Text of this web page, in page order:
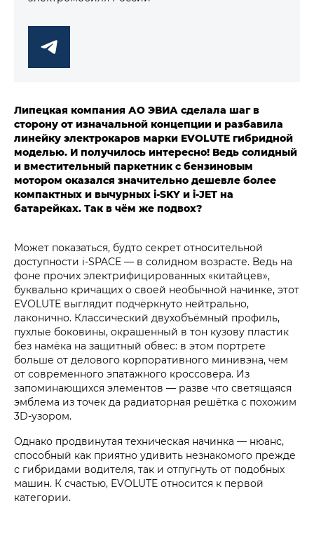
Липецкая компания АО ЭВИА сделала шаг в
сторону от изначальной концепции и разбавила
линейку электрокаров марки EVOLUTE гибридной
моделью. И получилось интересно! Ведь солидный
и вместительный паркетник с бензиновым
мотором оказался значительно дешевле более
компактных и вычурных i‑SKY и i‑JET на
батарейках. Так в чём же подвох?
Может показаться, будто секрет относительной
доступности i‑SPACE — в солидном возрасте. Ведь на
фоне прочих электрифицированных «китайцев»,
буквально кричащих о своей необычной начинке, этот
EVOLUTE выглядит подчёркнуто нейтрально,
лаконично. Классический двухобъёмный профиль,
пухлые боковины, окрашенный в тон кузову пластик
без намёка на защитный обвес: в этом портрете
больше от делового корпоративного минивэна, чем
от современного эпатажного кроссовера. Из
запоминающихся элементов — разве что светящаяся
эмблема из точек да радиаторная решётка с похожим
3D-узором.
Однако продвинутая техническая начинка — нюанс,
способный как приятно удивить незнакомого прежде
с гибридами водителя, так и отпугнуть от подобных
машин. К счастью, EVOLUTE относится к первой
категории.